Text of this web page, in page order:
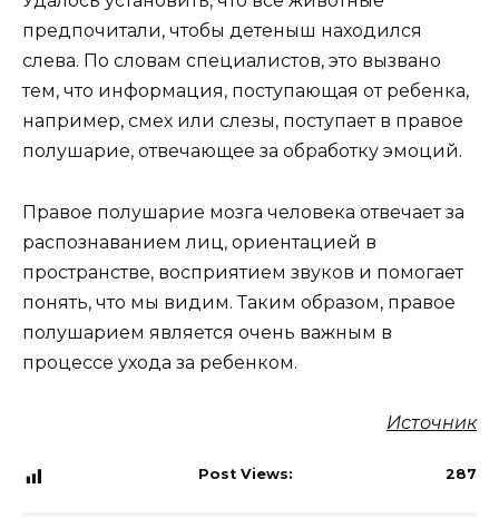
предпочитали, чтобы детеныш находился
слева. По словам специалистов, это вызвано
тем, что информация, поступающая от ребенка,
например, смех или слезы, поступает в правое
полушарие, отвечающее за обработку эмоций.
Правое полушарие мозга человека отвечает за
распознаванием лиц, ориентацией в
пространстве, восприятием звуков и помогает
понять, что мы видим. Таким образом, правое
полушарием является очень важным в
процессе ухода за ребенком.
Источник
Post Views: 287